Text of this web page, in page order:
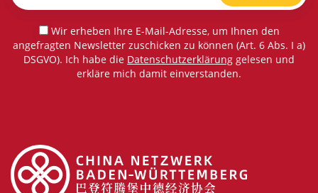
Wir erheben Ihre E-Mail-Adresse, um Ihnen den
angefragten Newsletter zuschicken zu können (Art. 6 Abs. I a)
DSGVO). Ich habe die Datenschutzerklärung gelesen und
erkläre mich damit einverstanden.